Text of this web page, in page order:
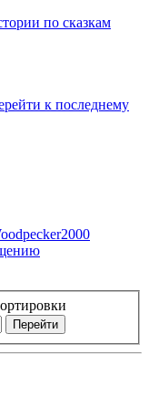
по сказкам
к последнему